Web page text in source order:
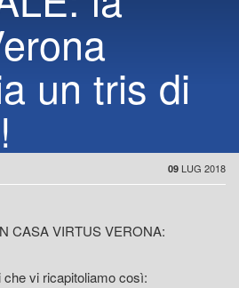
un tris di
09 LUG 2018
CASA VIRTUS VERONA:
vi ricapitoliamo così: